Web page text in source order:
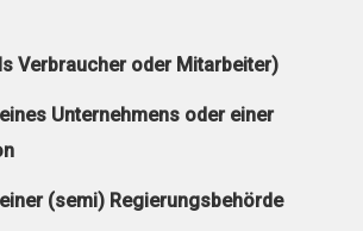
Verbraucher oder Mitarbeiter)
Unternehmens oder einer
(semi) Regierungsbehörde